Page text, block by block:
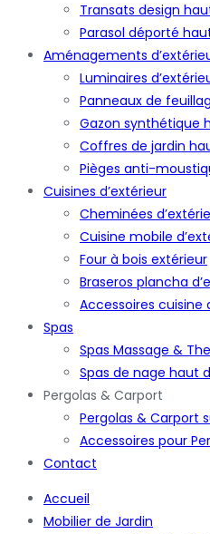
Transats design
Parasol déporté
Aménagements
Luminaires
Panneaux de
Gazon synthétique
Coffres de jardin
Pièges anti-
Cuisines d’extérieur
Cheminées
Cuisine mobile
Four à bois extérieur
Braseros plancha
Accessoires cuisine
Spas
Spas Massage &
Spas de nage haut
Pergolas & Carport
Pergolas & Carport
Accessoires pour
Contact
Accueil
Mobilier de Jardin